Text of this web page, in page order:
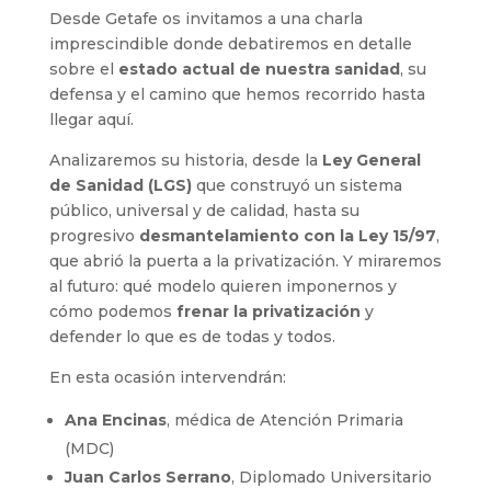
Desde Getafe os invitamos a una charla
imprescindible donde debatiremos en detalle
sobre el estado actual de nuestra sanidad, su
defensa y el camino que hemos recorrido hasta
llegar aquí.
Analizaremos su historia, desde la Ley General
de Sanidad (LGS)que construyó un sistema
público, universal y de calidad, hasta su
progresivo desmantelamiento con la Ley 15/97,
que abrió la puerta a la privatización. Y miraremos
al futuro: qué modelo quieren imponernos y
cómo podemos frenar la privatización y
defender lo que es de todas y todos.
En esta ocasión intervendrán:
Ana Encinas, médica de Atención Primaria
(MDC)
Juan Carlos Serrano, Diplomado Universitario